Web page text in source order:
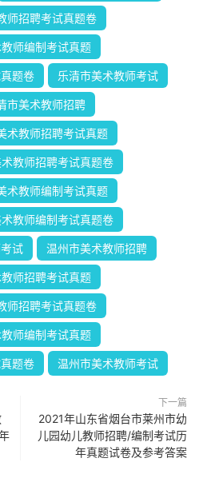
师招聘考试真题卷
师编制考试真题
题卷 乐清市美术教师考试
市美术教师招聘
术教师招聘考试真题
教师招聘考试真题卷
术教师编制考试真题
教师编制考试真题卷
试 温州市美术教师招聘
师招聘考试真题
师招聘考试真题卷
师编制考试真题
题卷 温州市美术教师考试
下一篇
2021年山东省烟台市莱州市幼
儿园幼儿教师招聘/编制考试历
年真题试卷及参考答案